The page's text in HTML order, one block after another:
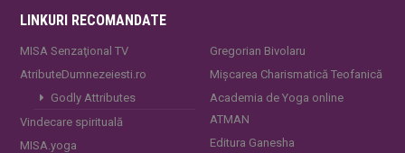
LINKURI RECOMANDATE
MISA Senzaţional TV
AtributeDumnezeiesti.ro
Godly Attributes
Vindecare spirituală
MISA.yoga
Gregorian Bivolaru
Mișcarea Charismatică Teofanică
Academia de Yoga online
ATMAN
Editura Ganesha